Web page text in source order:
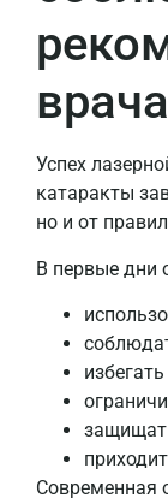
врача
Успех
катаракты
но и от
В первые дни
Современная